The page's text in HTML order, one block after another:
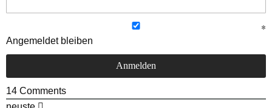
Angemeldet bleiben
14 Comments